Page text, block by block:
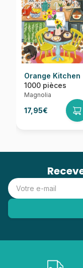
Orange Kitchen
1000 pièces
Magnolia
17,95€